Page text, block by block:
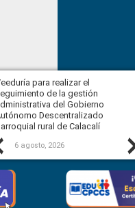
Previous
para realizar el
de la gestión
del Gobierno
Descentralizado
rural de Calacalí
6 agosto, 2026